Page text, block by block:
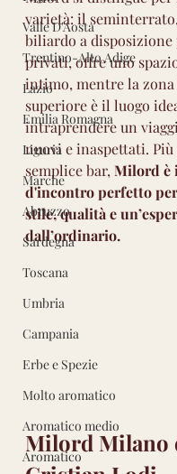
Valle D'Aosta
Trentino-Alto Adige
Lazio
Emilia Romagna
Liguria
Marche
Abruzzo
Sardegna
Toscana
Umbria
Campania
Erbe e Spezie
Molto aromatico
Aromatico medio
Aromatico
varietà: il
biliardo a disposizione
privati, offre uno
intimo, mentre la
superiore è il luogo
intraprendere un
nuovi e inaspettati. Più
semplice bar, Milord è
d'incontro perfetto
stile, qualità e
dall’ordinario.
Milord Milano